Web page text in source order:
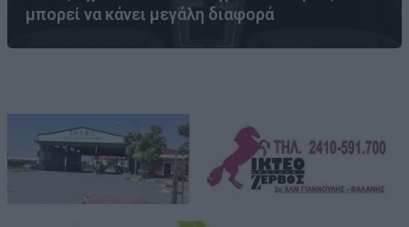
μπορεί να κάνει μεγάλη διαφορά